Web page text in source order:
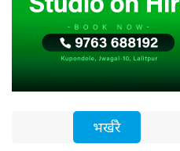
भर्खरै